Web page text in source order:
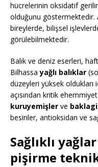
hücrelerinin oksidatif
olduğunu göstermektedir.
bireylerde, bilişsel
görülebilmektedir.
Balık ve deniz eserleri,
Bilhassayağlı balıklar
düzeyleri yüksek
açısından kritik
kuruyemişler ve
besinler, antioksidan ve
Sağlıklı
pişirme